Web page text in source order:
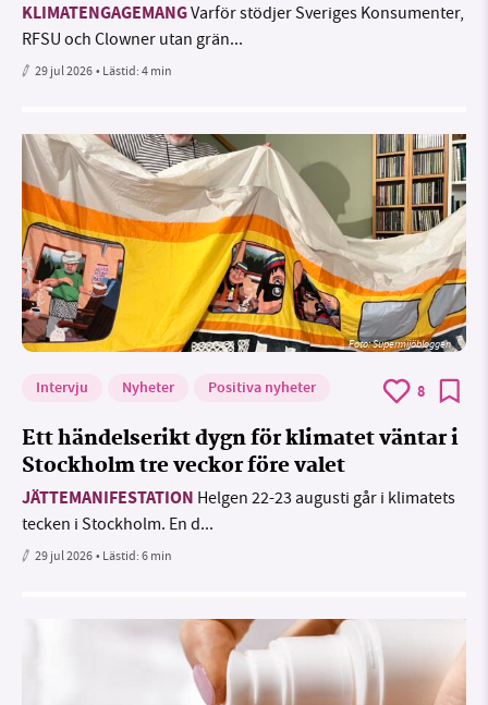
KLIMATENGAGEMANGVarför stödjer Sveriges Konsumenter,
RFSU och Clowner utan grän...
29 jul 2026• Lästid:4 min
Foto: Supermijöbloggen
Intervju Nyheter Positiva nyheter 8
Ett händelserikt dygn för klimatet väntar i
Stockholm tre veckor före valet
JÄTTEMANIFESTATION Helgen 22-23 augusti går i klimatets
tecken i Stockholm. En d...
29 jul 2026• Lästid:6 min